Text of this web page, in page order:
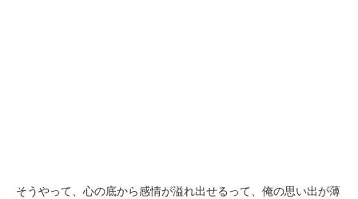
そうやって、心の底から感情が溢れ出せるって、俺の思い出が薄